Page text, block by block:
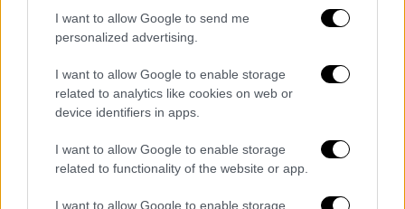
I want to allow Google to send me
personalized advertising.
I want to allow Google to enable storage
related to analytics like cookies on web or
device identifiers in apps.
I want to allow Google to enable storage
related to functionality of the website or app.
I want to allow Google to enable storage
Σε μικρό κατσαρολάκι ρίχνετε το μέλι, το
ξίδι και 2 κουταλιές νερό και τα βράζετε
Ζεσταίνετε καλά το λάδι και τηγανίζετε
τα φακελάκια με τη φέτα μέχρι να
ροδοκοκκινίσουν και απ' τις δύο πλευρές. Τα
βγάζετε με τρυπητή σπάτουλα, τα αφήνετε
σε απορροφητικό χαρτί για λίγο και κατόπιν